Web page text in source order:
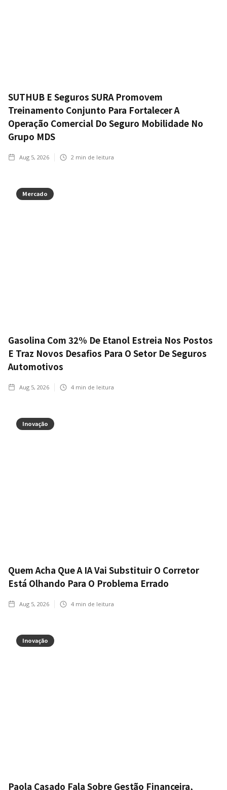
SUTHUB E Seguros SURA Promovem
Treinamento Conjunto Para Fortalecer A
Operação Comercial Do Seguro Mobilidade No
Grupo MDS
Aug 5, 2026 2 min de leitura
Mercado
Gasolina Com 32% De Etanol Estreia Nos Postos
E Traz Novos Desafios Para O Setor De Seguros
Automotivos
Aug 5, 2026 4 min de leitura
Inovação
Quem Acha Que A IA Vai Substituir O Corretor
Está Olhando Para O Problema Errado
Aug 5, 2026 4 min de leitura
Inovação
Paola Casado Fala Sobre Gestão Financeira,